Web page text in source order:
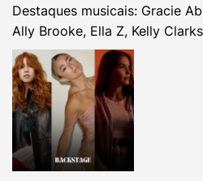
Destaques musicais: Gracie
Ally Brooke, Ella Z, Kelly